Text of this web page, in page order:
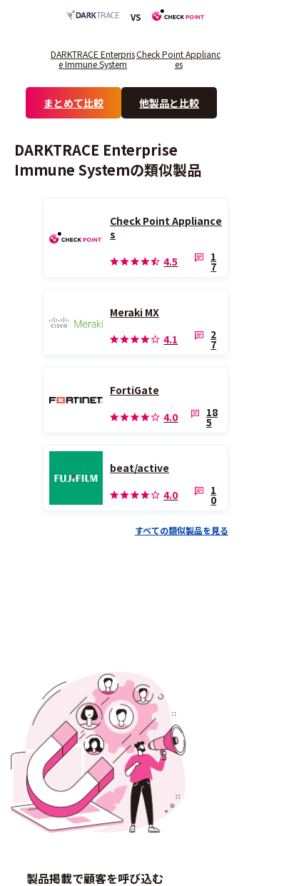
DARKTRACE Enterpris
e Immune System
VS
Check Point Applianc
es
まとめて比較 他製品と比較
DARKTRACE Enterprise
Immune Systemの類似製品
Check Point Appliance
s
4.5
1
7
Meraki MX
4.1
2
7
FortiGate
4.0
18
5
beat/active
4.0
1
0
すべての類似製品を見る
製品掲載で顧客を呼び込む